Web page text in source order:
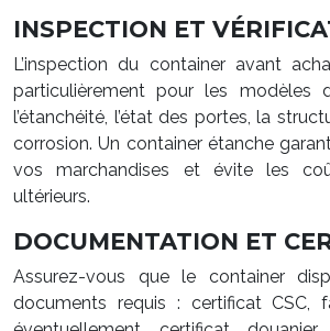
INSPECTION ET
L’inspection du container avant
particulièrement pour les modèles
l’étanchéité, l’état des portes, la
corrosion. Un container étanche
vos marchandises et évite les
ultérieurs.
DOCUMENTATION ET
Assurez-vous que le container
documents requis : certificat CSC,